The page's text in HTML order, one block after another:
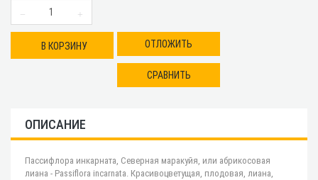
В КОРЗИНУ ОТЛОЖИТЬ
СРАВНИТЬ
ОПИСАНИЕ
Пассифлора инкарната, Северная маракуйя, или абрикосовая
лиана - Passiflora incarnata. Красивоцветущая, плодовая, лиана,